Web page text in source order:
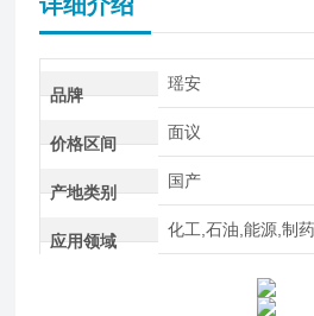
品牌
瑶安
价格区间
面议
产地类别
国产
应用领域
化工,石油,能源,制